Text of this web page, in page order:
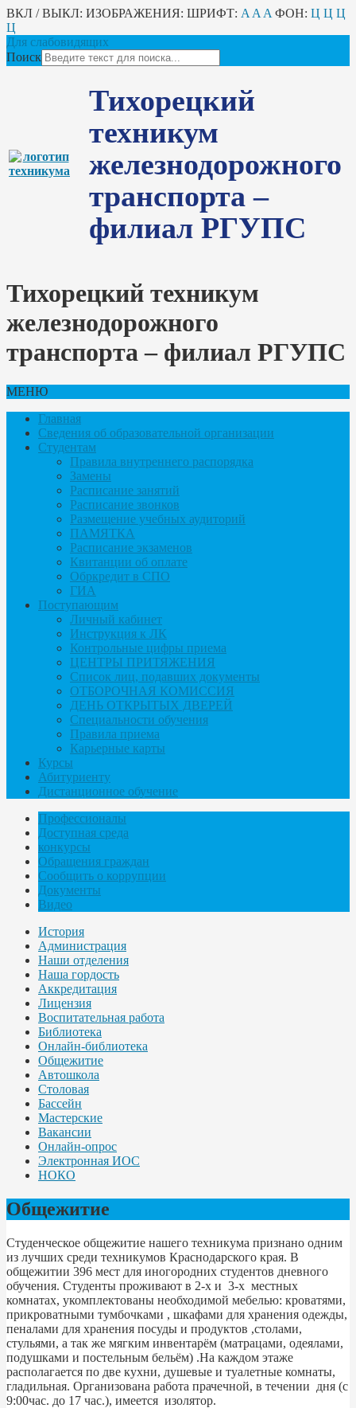
ВКЛ / ВЫКЛ: ИЗОБРАЖЕНИЯ: ШРИФТ: A A A ФОН: Ц Ц Ц
Ц
Для слабовидящих
Поиск
Тихорецкий
техникум
железнодорожного
транспорта –
филиал РГУПС
Тихорецкий техникум
железнодорожного
транспорта – филиал РГУПС
МЕНЮ
Главная
Сведения об образовательной организации
Студентам
Правила внутреннего распорядка
Замены
Расписание занятий
Расписание звонков
Размещение учебных аудиторий
ПАМЯТКА
Расписание экзаменов
Квитанции об оплате
Обркредит в СПО
ГИА
Поступающим
Личный кабинет
Инструкция к ЛК
Контрольные цифры приема
ЦЕНТРЫ ПРИТЯЖЕНИЯ
Список лиц, подавших документы
ОТБОРОЧНАЯ КОМИССИЯ
ДЕНЬ ОТКРЫТЫХ ДВЕРЕЙ
Специальности обучения
Правила приема
Карьерные карты
Курсы
Абитуриенту
Дистанционное обучение
Профессионалы
Доступная среда
конкурсы
Обращения граждан
Сообщить о коррупции
Документы
Видео
История
Администрация
Наши отделения
Наша гордость
Аккредитация
Лицензия
Воспитательная работа
Библиотека
Онлайн-библиотека
Общежитие
Автошкола
Столовая
Бассейн
Мастерские
Вакансии
Онлайн-опрос
Электронная ИОС
НОКО
Общежитие
Студенческое общежитие нашего техникума признано одним
из лучших среди техникумов Краснодарского края. В
общежитии 396 мест для иногородних студентов дневного
обучения. Студенты проживают в 2-х и 3-х местных
комнатах, укомплектованы необходимой мебелью: кроватями,
прикроватными тумбочками , шкафами для хранения одежды,
пеналами для хранения посуды и продуктов ,столами,
стульями, а так же мягким инвентарём (матрацами, одеялами,
подушками и постельным бельём) .На каждом этаже
располагается по две кухни, душевые и туалетные комнаты,
гладильная. Организована работа прачечной, в течении дня (с
9:00час. до 17 час.), имеется изолятор.